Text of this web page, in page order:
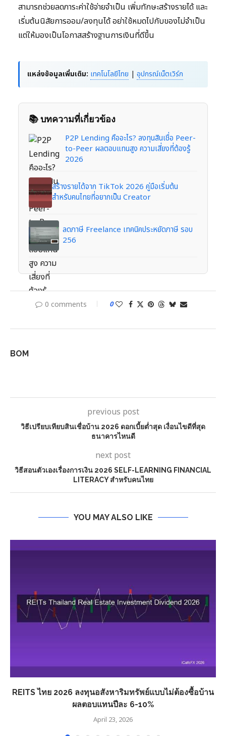
สามารถช่วยลดภาระค่าใช้จ่ายจำเป็น เพิ่มทักษะสร้างรายได้ และ
เริ่มต้นนิสัยการออม/ลงทุนได้ อย่าใช้หมดไปกับของไม่จำเป็น
แต่ให้มองเป็นโอกาสสร้างฐานการเงินที่ดีขึ้น
แหล่งข้อมูลเพิ่มเติม: เทคโนโลยีไทย | อุปกรณ์เน็ตเวิร์ก
📚 บทความที่เกี่ยวข้อง
P2P Lending คืออะไร? ลงทุนสินเชื่อ Peer-
to-Peer ผลตอบแทนสูง ความเสี่ยงที่ต้องรู้
2026
สร้างรายได้จาก TikTok 2026 คู่มือเริ่มต้น
สำหรับคนไทยที่อยากเป็น Creator
ลดภาษี Freelance เทคนิคประหยัดภาษี รอบ
256
0 comments 0
BOM
previous post
วิธีเปรียบเทียบสินเชื่อบ้าน 2026 ดอกเบี้ยต่ำสุด เงื่อนไขดีที่สุด
ธนาคารไหนดี
next post
วิธีสอนตัวเองเรื่องการเงิน 2026 SELF-LEARNING FINANCIAL
LITERACY สำหรับคนไทย
YOU MAY ALSO LIKE
REITS ไทย 2026 ลงทุนอสังหาริมทรัพย์แบบไม่ต้องซื้อบ้าน
ผลตอบแทนปีละ 6-10%
April 23, 2026